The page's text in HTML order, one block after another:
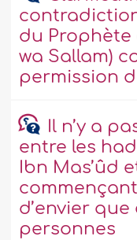
du Prophète
wa Sallam)
permission
Il n’y a
entre les
Ibn Mas’ûd
d’envier
personnes